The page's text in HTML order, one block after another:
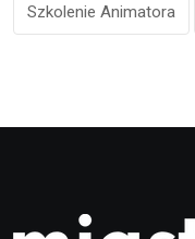
Szkolenie Animatora